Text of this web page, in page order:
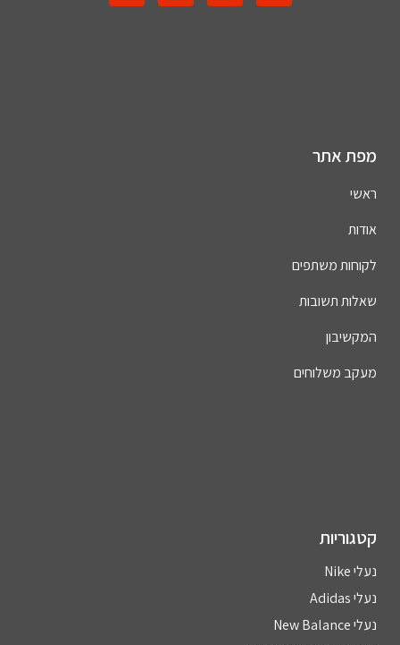
מפת אתר
ראשי
אודות
לקוחות משתפים
שאלות תשובות
המקשיבון
מעקב משלוחים
קטגוריות
נעלי Nike
נעלי Adidas
נעלי New Balance